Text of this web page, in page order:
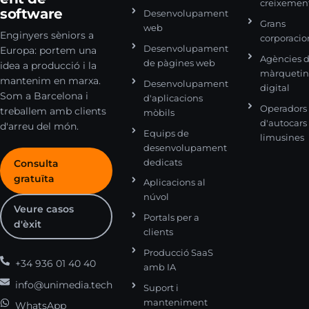
software
Enginyers sèniors a
Europa: portem una
idea a producció i la
mantenim en marxa.
Som a Barcelona i
treballem amb clients
d'arreu del món.
Consulta
gratuïta
Veure casos
d'èxit
+34 936 01 40 40
info@unimedia.tech
WhatsApp
Desenvolupament
web
Desenvolupament
de pàgines web
Desenvolupament
d'aplicacions
mòbils
Equips de
desenvolupament
dedicats
Aplicacions al
núvol
Portals per a
clients
Producció SaaS
amb IA
Suport i
manteniment
Grans
Agències
digital
Operadors
d'autocars
limusines